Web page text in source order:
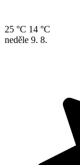
25 °C 14 °C
neděle 9. 8.